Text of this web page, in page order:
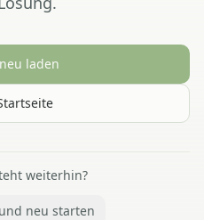
laden
weiterhin?
neu starten